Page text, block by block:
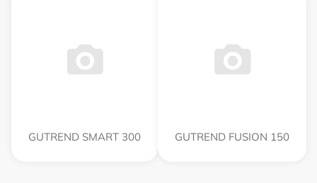
GUTREND SMART 300 GUTREND FUSION 150